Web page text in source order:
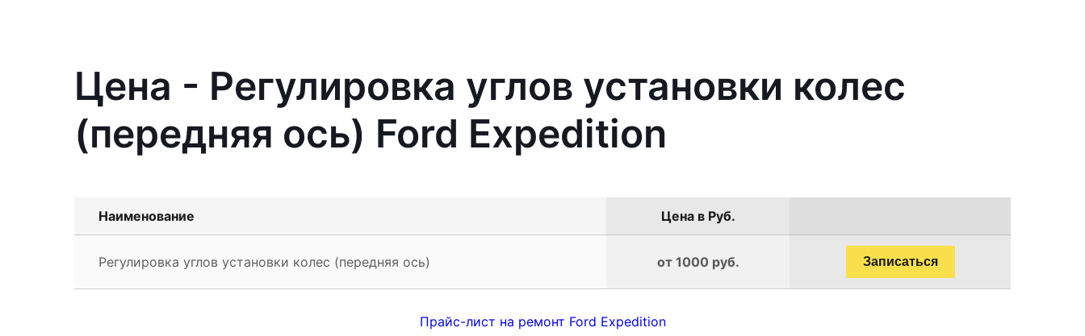
Цена - Регулировка углов установки колес
(передняя ось) Ford Expedition
Наименование Цена в Руб.
Регулировка углов установки колес (передняя ось) от 1000 руб. Записаться
Прайс-лист на ремонт Ford Expedition